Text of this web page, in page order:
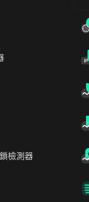
檢測器
可能會發現追蹤
錯誤訊息。這為
者
違反規範的帳號
人數下滑可能來
光機制調整，或
用功，持續流失